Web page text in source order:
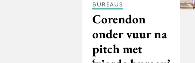
BUREAUS
Corendon
onder vuur na
pitch met